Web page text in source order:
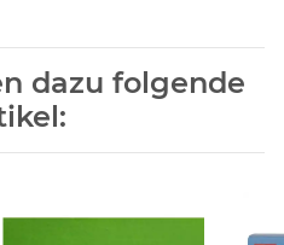
dazu folgende